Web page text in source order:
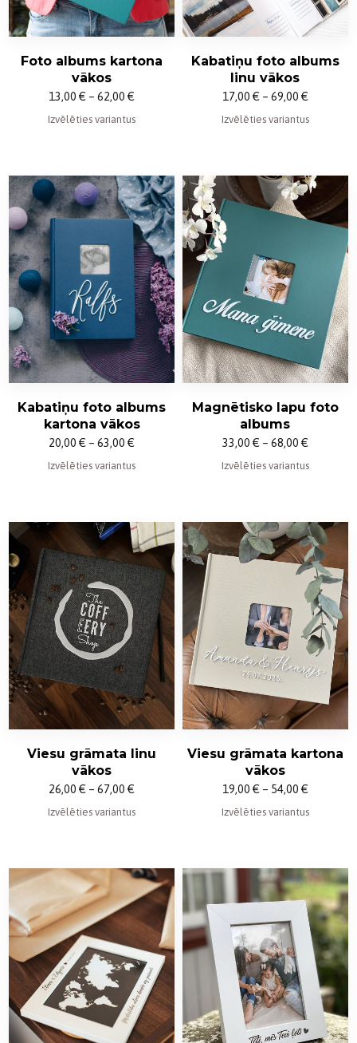
Foto albums kartona
vākos
13,00€ – 62,00€
62,00 €
Izvēlēties variantus
Kabatiņu foto albums
linu vākos
17,00 € – 69,00 €
69,00 €
Izvēlēties variantus
Kabatiņu foto albums
kartona vākos
20,00€ – 63,00€
63,00 €
Izvēlēties variantus
Magnētisko lapu foto
albums
33,00 € – 68,00 €
68,00 €
Izvēlēties variantus
Viesu grāmata linu
vākos
26,00€ – 67,00€
67,00 €
Izvēlēties variantus
Viesu grāmata kartona
vākos
19,00 € – 54,00 €
54,00 €
Izvēlēties variantus